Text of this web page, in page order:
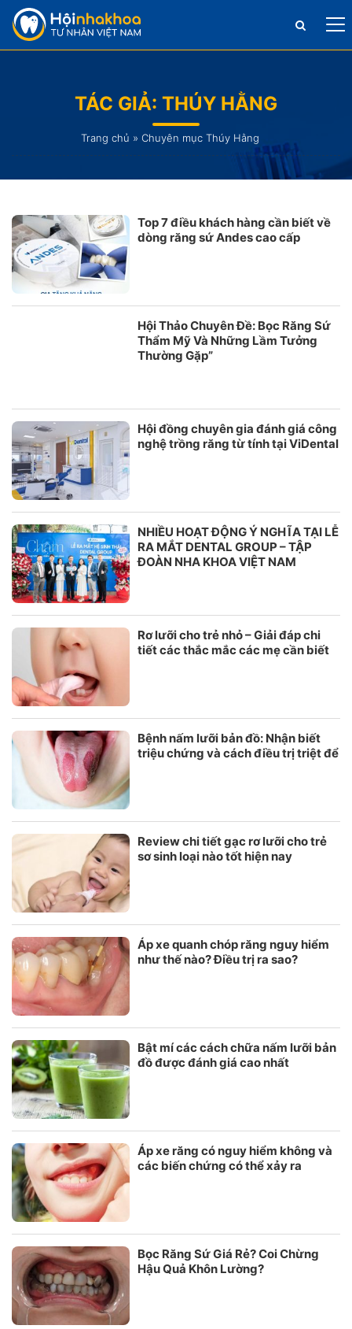
TÁC GIẢ: THÚY HẰNG
Trang chủ » Chuyên mục Thúy Hằng
Top 7 điều khách hàng cần biết về
dòng răng sứ Andes cao cấp
Hội Thảo Chuyên Đề: Bọc Răng Sứ
Thẩm Mỹ Và Những Lầm Tưởng
Thường Gặp”
Hội đồng chuyên gia đánh giá công
nghệ trồng răng từ tính tại ViDental
NHIỀU HOẠT ĐỘNG Ý NGHĨA TẠI LỄ
RA MẮT DENTAL GROUP – TẬP
ĐOÀN NHA KHOA VIỆT NAM
Rơ lưỡi cho trẻ nhỏ – Giải đáp chi
tiết các thắc mắc các mẹ cần biết
Bệnh nấm lưỡi bản đồ: Nhận biết
triệu chứng và cách điều trị triệt để
Review chi tiết gạc rơ lưỡi cho trẻ
sơ sinh loại nào tốt hiện nay
Áp xe quanh chóp răng nguy hiểm
như thế nào? Điều trị ra sao?
Bật mí các cách chữa nấm lưỡi bản
đồ được đánh giá cao nhất
Áp xe răng có nguy hiểm không và
các biến chứng có thể xảy ra
Bọc Răng Sứ Giá Rẻ? Coi Chừng
Hậu Quả Khôn Lường?